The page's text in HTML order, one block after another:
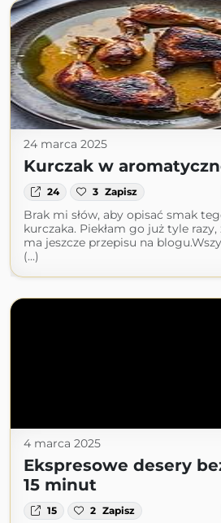
24 marca 2025
Kurczak w
24 3 Zapisz
Brak mi słów, aby opisać smak
kurczaka. Piekłam go już tyle
ma jeszcze przepisu na
(...)
4 marca 2025
Ekspresowe desery
15 minut
15 2 Zapisz